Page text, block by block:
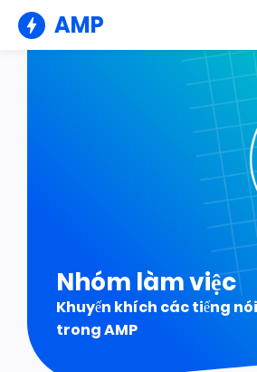
AMP
Nhóm làm việc
Khuyến khích các tiếng
trong AMP